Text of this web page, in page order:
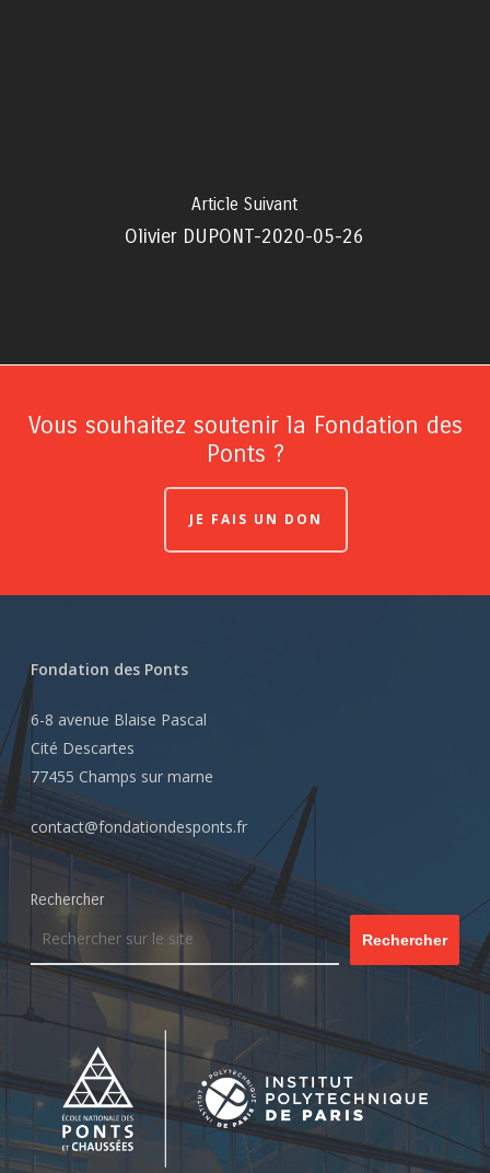
Article Suivant
Olivier DUPONT-2020-05-26
Vous souhaitez soutenir la Fondation des
Ponts ?
JE FAIS UN DON
Fondation des Ponts
6-8 avenue Blaise Pascal
Cité Descartes
77455 Champs sur marne
contact@fondationdesponts.fr
Rechercher
Rechercher